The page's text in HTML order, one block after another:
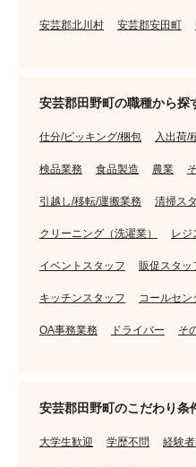
安芸郡北川村 安芸郡安田町
安芸郡田野町の職種から探
仕分/ピッキング/梱包 入出荷/
検品業務 食品製造 農業
引越し/移転/運搬業務 清掃ス
クリーニング（洗濯業） レジ
イベントスタッフ 販促スタッ
キッチンスタッフ コールセン
OA事務業務 ドライバー そ
安芸郡田野町のこだわり条
大学生歓迎 学歴不問 経験